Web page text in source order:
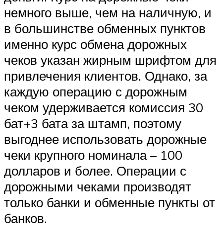
немного выше, чем на наличную, и
в большинстве обменных пунктов
именно курс обмена дорожных
чеков указан жирным шрифтом для
привлечения клиентов. Однако, за
каждую операцию с дорожным
чеком удерживается комиссия 30
бат+3 бата за штамп, поэтому
выгоднее использовать дорожные
чеки крупного номинала – 100
долларов и более. Операции с
дорожными чеками производят
только банки и обменные пункты от
банков.